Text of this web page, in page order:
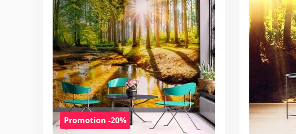
Promotion -20%